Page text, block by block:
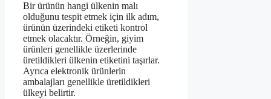
Bir ürünün hangi ülkenin malı
olduğunu tespit etmek için ilk adım,
ürünün üzerindeki etiketi kontrol
etmek olacaktır. Örneğin, giyim
ürünleri genellikle üzerlerinde
üretildikleri ülkenin etiketini taşırlar.
Ayrıca elektronik ürünlerin
ambalajları genellikle üretildikleri
ülkeyi belirtir.